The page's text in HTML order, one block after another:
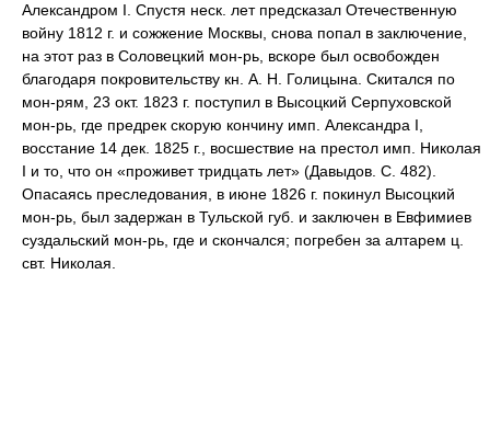
Александром I. Спустя неск. лет предсказал Отечественную
войну 1812 г. и сожжение Москвы, снова попал в заключение,
на этот раз в Соловецкий мон-рь, вскоре был освобожден
благодаря покровительству кн. А. Н. Голицына. Скитался по
мон-рям, 23 окт. 1823 г. поступил в Высоцкий Серпуховской
мон-рь, где предрек скорую кончину имп. Александра I,
восстание 14 дек. 1825 г., восшествие на престол имп. Николая
I и то, что он «проживет тридцать лет» (Давыдов. С. 482).
Опасаясь преследования, в июне 1826 г. покинул Высоцкий
мон-рь, был задержан в Тульской губ. и заключен в Евфимиев
суздальский мон-рь, где и скончался; погребен за алтарем ц.
свт. Николая.